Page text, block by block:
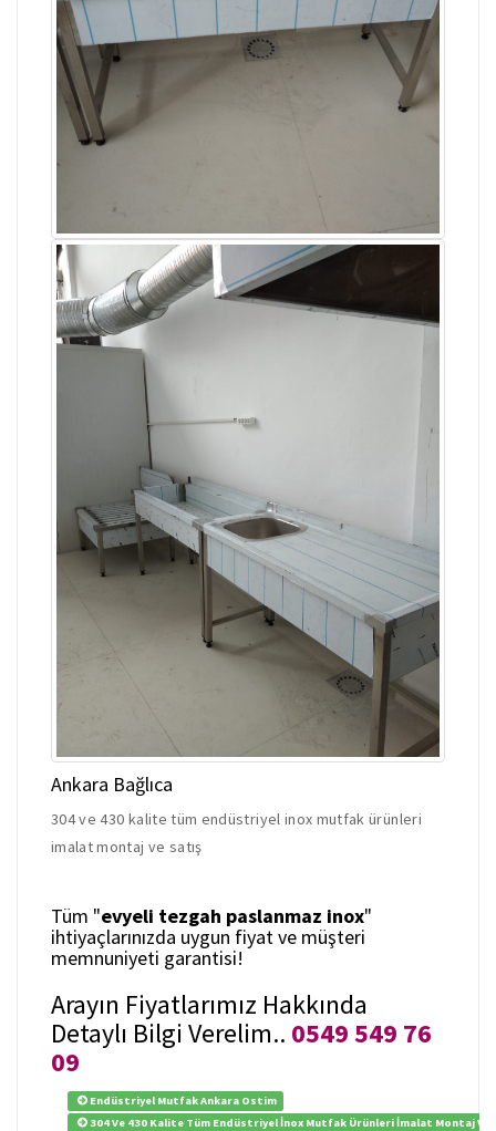
Ankara Bağlıca
304 ve 430 kalite tüm endüstriyel inox mutfak ürünleri
imalat montaj ve satış
Tüm "evyeli tezgah paslanmaz inox"
ihtiyaçlarınızda uygun fiyat ve müşteri
memnuniyeti garantisi!
Arayın Fiyatlarımız Hakkında
Detaylı Bilgi Verelim.. 0549 549 76
09
Endüstriyel Mutfak Ankara Ostim
304 Ve 430 Kalite Tüm Endüstriyel İnox Mutfak Ürünleri İmalat Montaj Ve